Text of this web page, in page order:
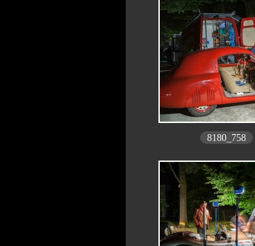
8180_758